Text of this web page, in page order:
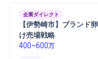
企業ダイレクト
【伊勢崎市】ブランド
け売場戦略
400~600万